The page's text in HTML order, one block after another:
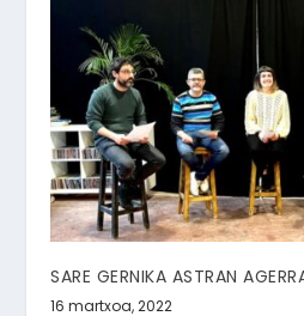
SARE GERNIKA ASTRAN
16 martxoa, 2022